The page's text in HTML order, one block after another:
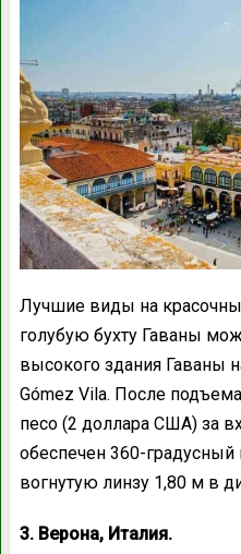
Лучшие виды на
голубую бухту Гаваны
высокого здания Гаваны
Gómez Vila. После
песо (2 доллара США) за
обеспечен 360-градусный
вогнутую линзу 1,80 м в
3. Верона, Италия.